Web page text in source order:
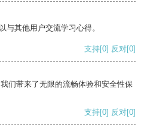
与其他用户交流学习心得。
支持[0] 反对[0]
们带来了无限的流畅体验和安全性保
支持[0] 反对[0]